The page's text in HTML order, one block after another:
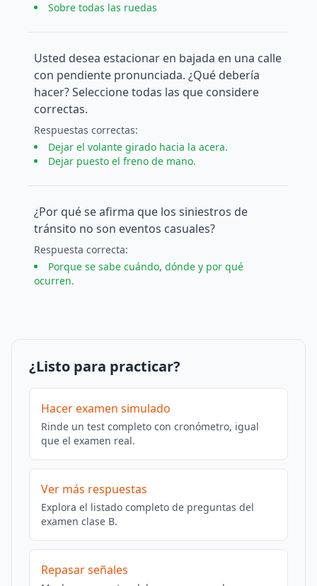
Sobre todas las ruedas
Usted desea estacionar en bajada en una calle
con pendiente pronunciada. ¿Qué debería
hacer? Seleccione todas las que considere
correctas.
Respuestas correctas:
Dejar el volante girado hacia la acera.
Dejar puesto el freno de mano.
¿Por qué se afirma que los siniestros de
tránsito no son eventos casuales?
Respuesta correcta:
Porque se sabe cuándo, dónde y por qué
ocurren.
¿Listo para practicar?
Hacer examen simulado
Rinde un test completo con cronómetro, igual
que el examen real.
Ver más respuestas
Explora el listado completo de preguntas del
examen clase B.
Repasar señales